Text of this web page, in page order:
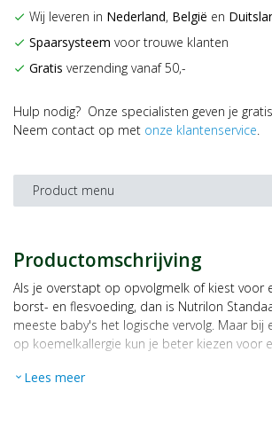
check Wij leveren in Nederland, België en
check Spaarsysteem voor trouwe klanten
check Gratis verzending vanaf 50,-
Hulp nodig? Onze specialisten geven je
Neem contact op met onze klantenservice.
Product menu
Productomschrijving
Als je overstapt op opvolgmelk of kiest voor
borst- en flesvoeding, dan is Nutrilon
meeste baby's het logische vervolg. Maar bij
op koemelkallergie kun je beter kiezen voor
expand_more Lees meer